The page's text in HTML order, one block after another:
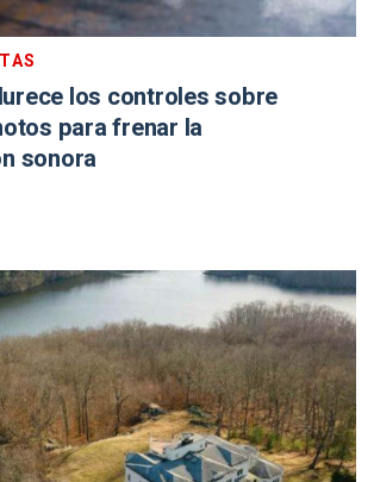
los controles sobre
para frenar la
sonora